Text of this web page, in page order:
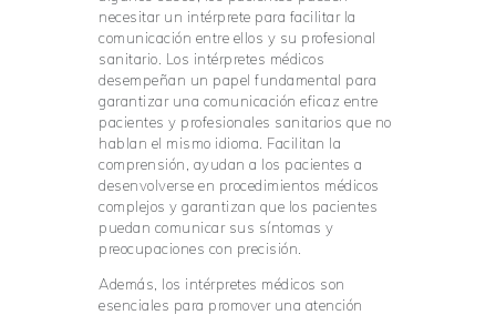
necesitar un intérprete para facilitar la
comunicación entre ellos y su profesional
sanitario. Los intérpretes médicos
desempeñan un papel fundamental para
garantizar una comunicación eficaz entre
pacientes y profesionales sanitarios que no
hablan el mismo idioma. Facilitan la
comprensión, ayudan a los pacientes a
desenvolverse en procedimientos médicos
complejos y garantizan que los pacientes
puedan comunicar sus síntomas y
preocupaciones con precisión.
Además, los intérpretes médicos son
esenciales para promover una atención